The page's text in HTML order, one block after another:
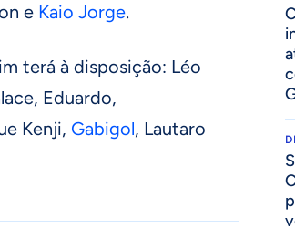
e Kaio Jorge.
terá à disposição: Léo
Eduardo,
Kenji, Gabigol, Lautaro